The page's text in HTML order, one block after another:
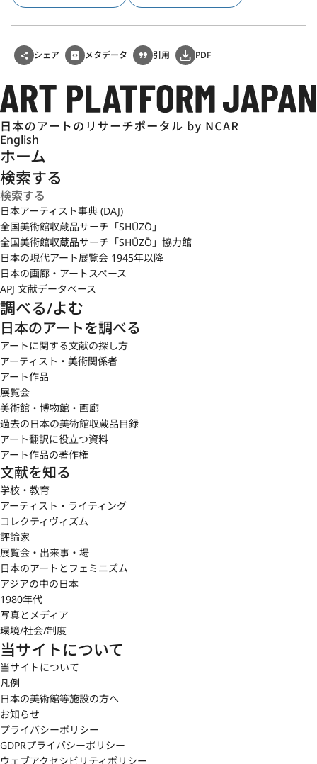
シェア メタデータ 引用 PDF
English
ホーム
検索する
日本アーティスト事典 (DAJ)
全国美術館収蔵品サーチ「SHŪZŌ」
全国美術館収蔵品サーチ「SHŪZŌ」協力館
日本の現代アート展覧会 1945年以降
日本の画廊・アートスペース
APJ 文献データベース
調べる/よむ
日本のアートを調べる
アートに関する文献の探し方
アーティスト・美術関係者
アート作品
展覧会
美術館・博物館・画廊
過去の日本の美術館収蔵品目録
アート翻訳に役立つ資料
アート作品の著作権
文献を知る
学校・教育
アーティスト・ライティング
コレクティヴィズム
評論家
展覧会・出来事・場
日本のアートとフェミニズム
アジアの中の日本
1980年代
写真とメディア
環境/社会/制度
当サイトについて
当サイトについて
凡例
日本の美術館等施設の方へ
お知らせ
プライバシーポリシー
GDPRプライバシーポリシー
ウェブアクセシビリティポリシー